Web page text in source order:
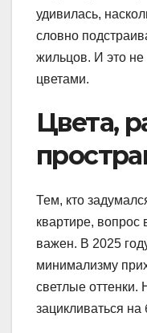
удивилась,
словно
жильцов. И это не
цветами.
Цвета,
Тем, кто
квартире,
важен. В 2025
минимализму
светлые оттенки.
зацикливаться